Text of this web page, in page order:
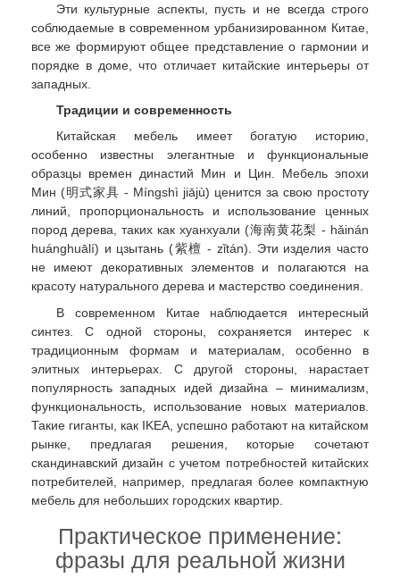
Эти культурные аспекты, пусть и не всегда строго
соблюдаемые в современном урбанизированном Китае,
все же формируют общее представление о гармонии и
порядке в доме, что отличает китайские интерьеры от
западных.
Традиции и современность
Китайская мебель имеет богатую историю,
особенно известны элегантные и функциональные
образцы времен династий Мин и Цин. Мебель эпохи
Мин (明式家具 - Míngshì jiājù) ценится за свою простоту
линий, пропорциональность и использование ценных
пород дерева, таких как хуанхуали (海南黄花梨 - hǎinán
huánghuālí) и цзытань (紫檀 - zǐtán). Эти изделия часто
не имеют декоративных элементов и полагаются на
красоту натурального дерева и мастерство соединения.
В современном Китае наблюдается интересный
синтез. С одной стороны, сохраняется интерес к
традиционным формам и материалам, особенно в
элитных интерьерах. С другой стороны, нарастает
популярность западных идей дизайна – минимализм,
функциональность, использование новых материалов.
Такие гиганты, как IKEA, успешно работают на китайском
рынке, предлагая решения, которые сочетают
скандинавский дизайн с учетом потребностей китайских
потребителей, например, предлагая более компактную
мебель для небольших городских квартир.
Практическое применение:
фразы для реальной жизни